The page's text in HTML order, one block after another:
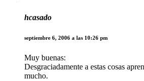
hcasado
septiembre 6, 2006 a las 10:26 pm
Muy buenas:
Desgraciadamente a estas cosas
mucho.